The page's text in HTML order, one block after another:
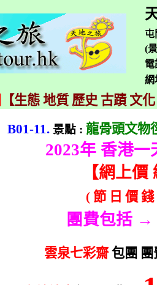
屯
(
電
【生態 地質 歷史 古蹟 文
B01-11. 景點 : 龍骨頭文物
2023年 香港一
【網上價
( 節 日 價 錢
團費包括 →
雲泉七彩齋 包團